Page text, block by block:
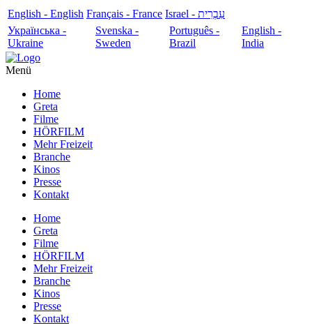
English - English Français - France
עִבְרִית - Israel
Українська -
Ukraine
Svenska -
Sweden
Português -
Brazil
English -
India
Menü
Home
Greta
Filme
HÖRFILM
Mehr Freizeit
Branche
Kinos
Presse
Kontakt
Home
Greta
Filme
HÖRFILM
Mehr Freizeit
Branche
Kinos
Presse
Kontakt